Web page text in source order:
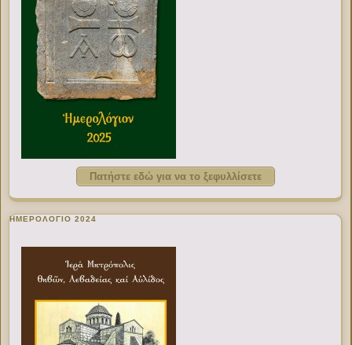
Πατήστε εδώ για να το ξεφυλλίσετε
ΗΜΕΡΟΛΟΓΙΟ 2024